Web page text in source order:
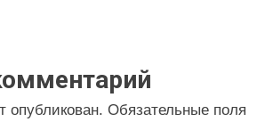
опубликован. Обязательные поля